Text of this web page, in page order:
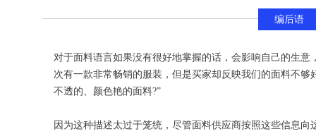
编后语
对于面料语言如果没有很好地掌握的话，会影响自己的生
次有一款非常畅销的服装，但是买家却反映我们的面料不
不透的、颜色艳的面料?”
因为这种描述太过于笼统，尽管面料供应商按照这些信息